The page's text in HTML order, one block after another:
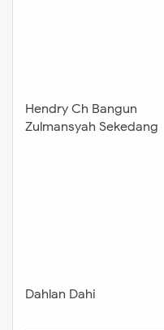
Hendry
Zulmansyah
Dahlan Dahi